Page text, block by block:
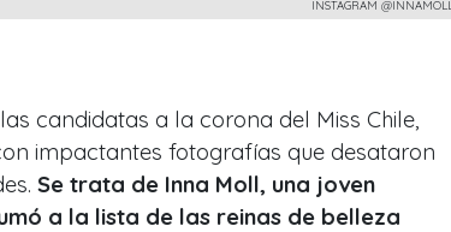
INSTAGRAM @INNAMOLL
candidatas a la corona del Miss Chile,
impactantes fotografías que desataron
Se trata de Inna Moll, una joven
a la lista de las reinas de belleza